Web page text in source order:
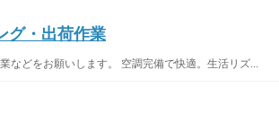
グ・出荷作業
などをお願いします。 空調完備で快適。生活リズ...